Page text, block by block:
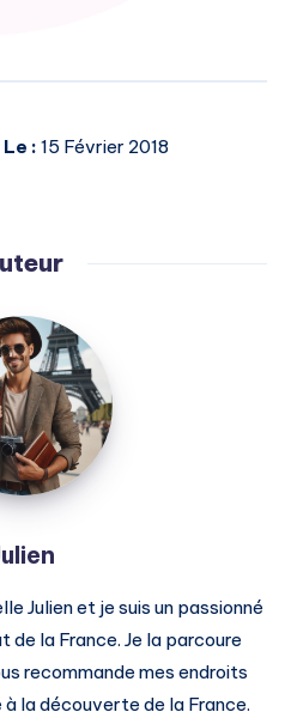
Le : 15 Février 2018
Julien
Julien et je suis un passionné
de la France. Je la parcoure
recommande mes endroits
la découverte de la France.